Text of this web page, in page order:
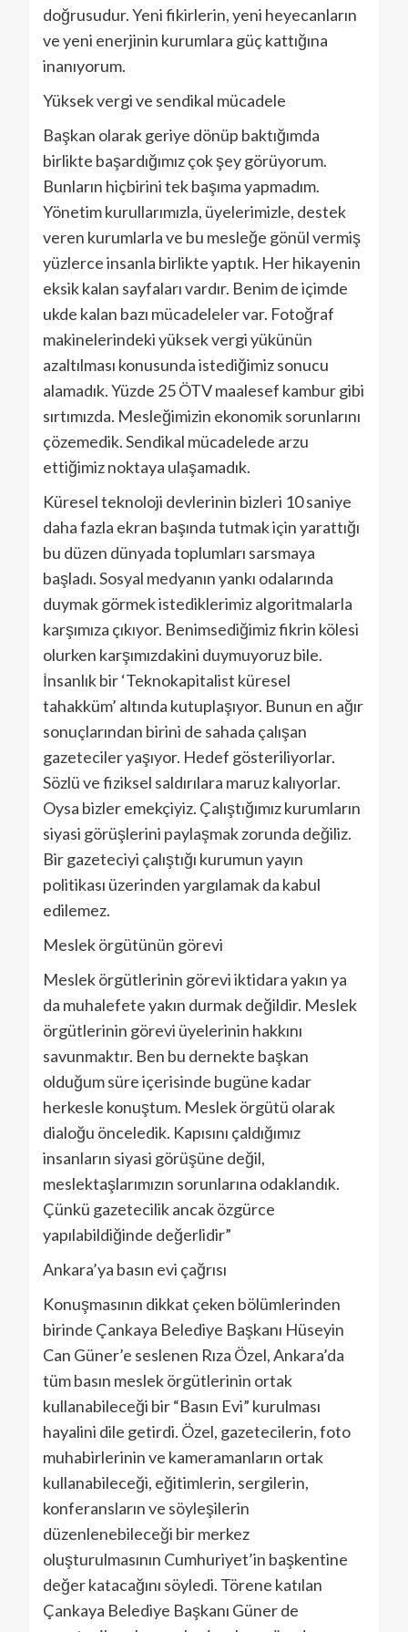
doğrusudur. Yeni fikirlerin, yeni heyecanların
ve yeni enerjinin kurumlara güç kattığına
inanıyorum.
Yüksek vergi ve sendikal mücadele
Başkan olarak geriye dönüp baktığımda
birlikte başardığımız çok şey görüyorum.
Bunların hiçbirini tek başıma yapmadım.
Yönetim kurullarımızla, üyelerimizle, destek
veren kurumlarla ve bu mesleğe gönül vermiş
yüzlerce insanla birlikte yaptık. Her hikayenin
eksik kalan sayfaları vardır. Benim de içimde
ukde kalan bazı mücadeleler var. Fotoğraf
makinelerindeki yüksek vergi yükünün
azaltılması konusunda istediğimiz sonucu
alamadık. Yüzde 25 ÖTV maalesef kambur gibi
sırtımızda. Mesleğimizin ekonomik sorunlarını
çözemedik. Sendikal mücadelede arzu
ettiğimiz noktaya ulaşamadık.
Küresel teknoloji devlerinin bizleri 10 saniye
daha fazla ekran başında tutmak için yarattığı
bu düzen dünyada toplumları sarsmaya
başladı. Sosyal medyanın yankı odalarında
duymak görmek istediklerimiz algoritmalarla
karşımıza çıkıyor. Benimsediğimiz fikrin kölesi
olurken karşımızdakini duymuyoruz bile.
İnsanlık bir ‘Teknokapitalist küresel
tahakküm’ altında kutuplaşıyor. Bunun en ağır
sonuçlarından birini de sahada çalışan
gazeteciler yaşıyor. Hedef gösteriliyorlar.
Sözlü ve fiziksel saldırılara maruz kalıyorlar.
Oysa bizler emekçiyiz. Çalıştığımız kurumların
siyasi görüşlerini paylaşmak zorunda değiliz.
Bir gazeteciyi çalıştığı kurumun yayın
politikası üzerinden yargılamak da kabul
edilemez.
Meslek örgütünün görevi
Meslek örgütlerinin görevi iktidara yakın ya
da muhalefete yakın durmak değildir. Meslek
örgütlerinin görevi üyelerinin hakkını
savunmaktır. Ben bu dernekte başkan
olduğum süre içerisinde bugüne kadar
herkesle konuştum. Meslek örgütü olarak
dialoğu önceledik. Kapısını çaldığımız
insanların siyasi görüşüne değil,
meslektaşlarımızın sorunlarına odaklandık.
Çünkü gazetecilik ancak özgürce
yapılabildiğinde değerlidir”
Ankara’ya basın evi çağrısı
Konuşmasının dikkat çeken bölümlerinden
birinde Çankaya Belediye Başkanı Hüseyin
Can Güner’e seslenen Rıza Özel, Ankara’da
tüm basın meslek örgütlerinin ortak
kullanabileceği bir “Basın Evi” kurulması
hayalini dile getirdi. Özel, gazetecilerin, foto
muhabirlerinin ve kameramanların ortak
kullanabileceği, eğitimlerin, sergilerin,
konferansların ve söyleşilerin
düzenlenebileceği bir merkez
oluşturulmasının Cumhuriyet’in başkentine
değer katacağını söyledi. Törene katılan
Çankaya Belediye Başkanı Güner de